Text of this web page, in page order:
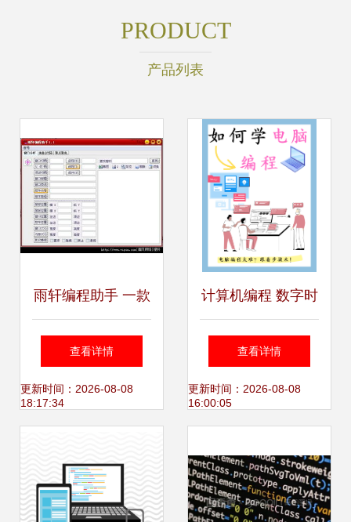
PRODUCT
产品列表
雨轩编程助手 一款
值得推荐的编程辅
助工具
查看详情
更新时间：2026-08-08
18:17:34
计算机编程 数字时
代的核心引擎
查看详情
更新时间：2026-08-08
16:00:05